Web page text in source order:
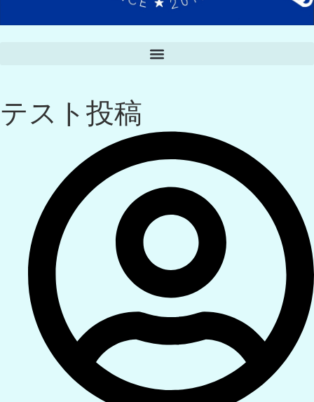
テスト投稿